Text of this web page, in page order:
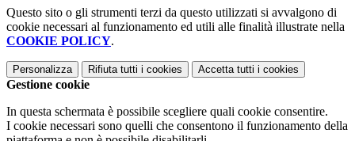
Questo sito o gli strumenti terzi da questo utilizzati si avvalgono di
cookie necessari al funzionamento ed utili alle finalità illustrate nella
COOKIE POLICY.
Personalizza Rifiuta tutti i cookies Accetta tutti i cookies
Gestione cookie
In questa schermata è possibile scegliere quali cookie consentire.
I cookie necessari sono quelli che consentono il funzionamento della